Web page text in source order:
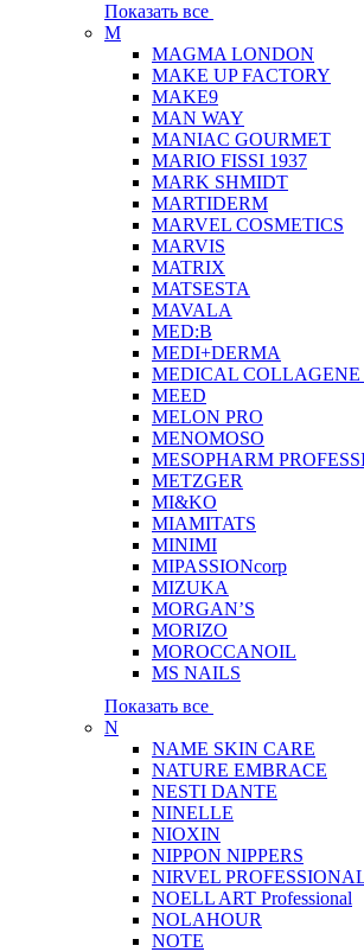
Показать все
M
MAGMA LONDON
MAKE UP FACTORY
MAKE9
MAN WAY
MANIAC GOURMET
MARIO FISSI 1937
MARK SHMIDT
MARTIDERM
MARVEL COSMETICS
MARVIS
MATRIX
MATSESTA
MAVALA
MED:B
MEDI+DERMA
MEDICAL COLLAGENE
MEED
MELON PRO
MENOMOSO
MESOPHARM
METZGER
MI&KO
MIAMITATS
MINIMI
MIPASSIONcorp
MIZUKA
MORGAN’S
MORIZO
MOROCCANOIL
MS NAILS
Показать все
N
NAME SKIN CARE
NATURE EMBRACE
NESTI DANTE
NINELLE
NIOXIN
NIPPON NIPPERS
NIRVEL
NOELL ART Professional
NOLAHOUR
NOTE